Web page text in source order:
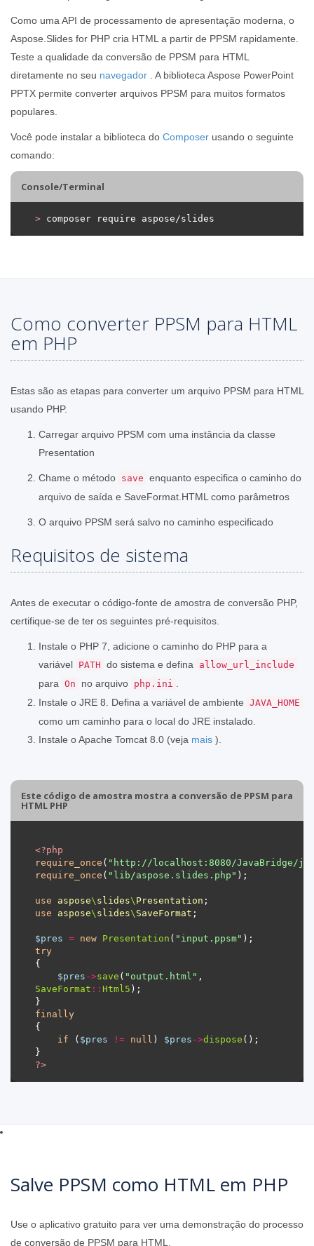
Como uma API de processamento de apresentação moderna, o
Aspose.Slides for PHP cria HTML a partir de PPSM rapidamente.
Teste a qualidade da conversão de PPSM para HTML
diretamente no seu navegador . A biblioteca Aspose PowerPoint
PPTX permite converter arquivos PPSM para muitos formatos
populares.
Você pode instalar a biblioteca do Composer usando o seguinte
comando:
Console/Terminal
> composer require aspose/slides
Como converter PPSM para HTML
em PHP
Estas são as etapas para converter um arquivo PPSM para HTML
usando PHP.
Carregar arquivo PPSM com uma instância da classe
Presentation
Chame o método save enquanto especifica o caminho do
arquivo de saída e SaveFormat.HTML como parâmetros
O arquivo PPSM será salvo no caminho especificado
Requisitos de sistema
Antes de executar o código-fonte de amostra de conversão PHP,
certifique-se de ter os seguintes pré-requisitos.
Instale o PHP 7, adicione o caminho do PHP para a
variável PATH do sistema e defina allow_url_include
para On no arquivo php.ini
Instale o JRE 8. Defina a variável de ambiente JAVA_HOME
como um caminho para o local do JRE instalado.
Instale o Apache Tomcat 8.0 (veja mais ).
Este código de amostra mostra a conversão de PPSM para
HTML PHP
<?php
require_once ( "http://localhost:8080/JavaBridge/
require_once ( "lib/aspose.slides.php"
use aspose\ slides\ Presentation
use
aspose\ slides\ SaveFormat
$pres = new Presentation ( "input.ppsm"
try
$pres ->save ( "output.html"
SaveFormat :: Html5
finally
if ( $pres != null ) $pres ->dispose
?>
Salve PPSM como HTML em PHP
Use o aplicativo gratuito para ver uma demonstração do processo
de conversão de PPSM para HTML.